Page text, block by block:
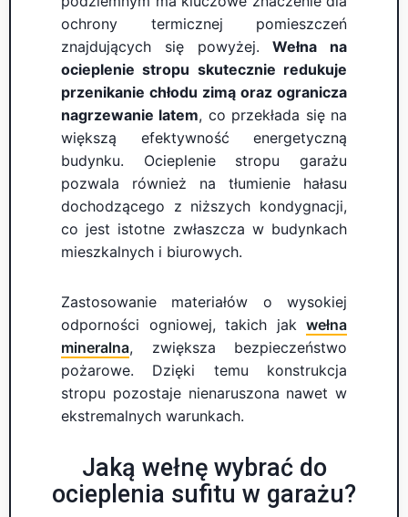
ochrony termicznej pomieszczeń
znajdujących się powyżej.Wełna na
ocieplenie stropu skutecznie redukuje
przenikanie chłodu zimą oraz ogranicza
nagrzewanie latem, co przekłada się na
większą efektywność energetyczną
budynku. Ocieplenie stropu garażu
pozwala również na tłumienie hałasu
dochodzącego z niższych kondygnacji,
co jest istotne zwłaszcza w budynkach
mieszkalnych i biurowych.
Zastosowanie materiałów o wysokiej
odporności ogniowej, takich jak wełna
mineralna, zwiększa bezpieczeństwo
pożarowe. Dzięki temu konstrukcja
stropu pozostaje nienaruszona nawet w
ekstremalnych warunkach.
Jaką wełnę wybrać do
ocieplenia sufitu w garażu?